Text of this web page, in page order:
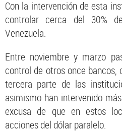
Con la intervención de esta
controlar cerca del 30%
Venezuela.
Entre noviembre y marzo
control de otros once
tercera parte de las
asimismo han intervenido
excusa de que en estos
acciones del dólar paralelo.